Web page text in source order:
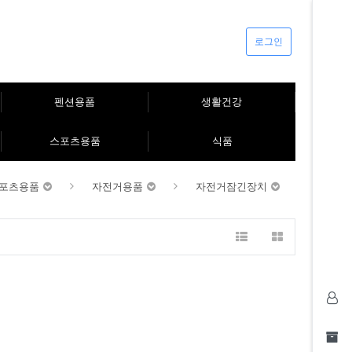
로그인
펜션용품 생활건강
스포츠용품 식품
츠용품 자전거용품 자전거잠긴장치